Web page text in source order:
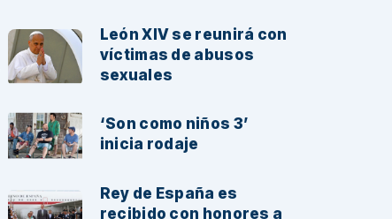
León XIV se reunirá con
víctimas de abusos
sexuales
‘Son como niños 3’
inicia rodaje
Rey de España es
recibido con honores a